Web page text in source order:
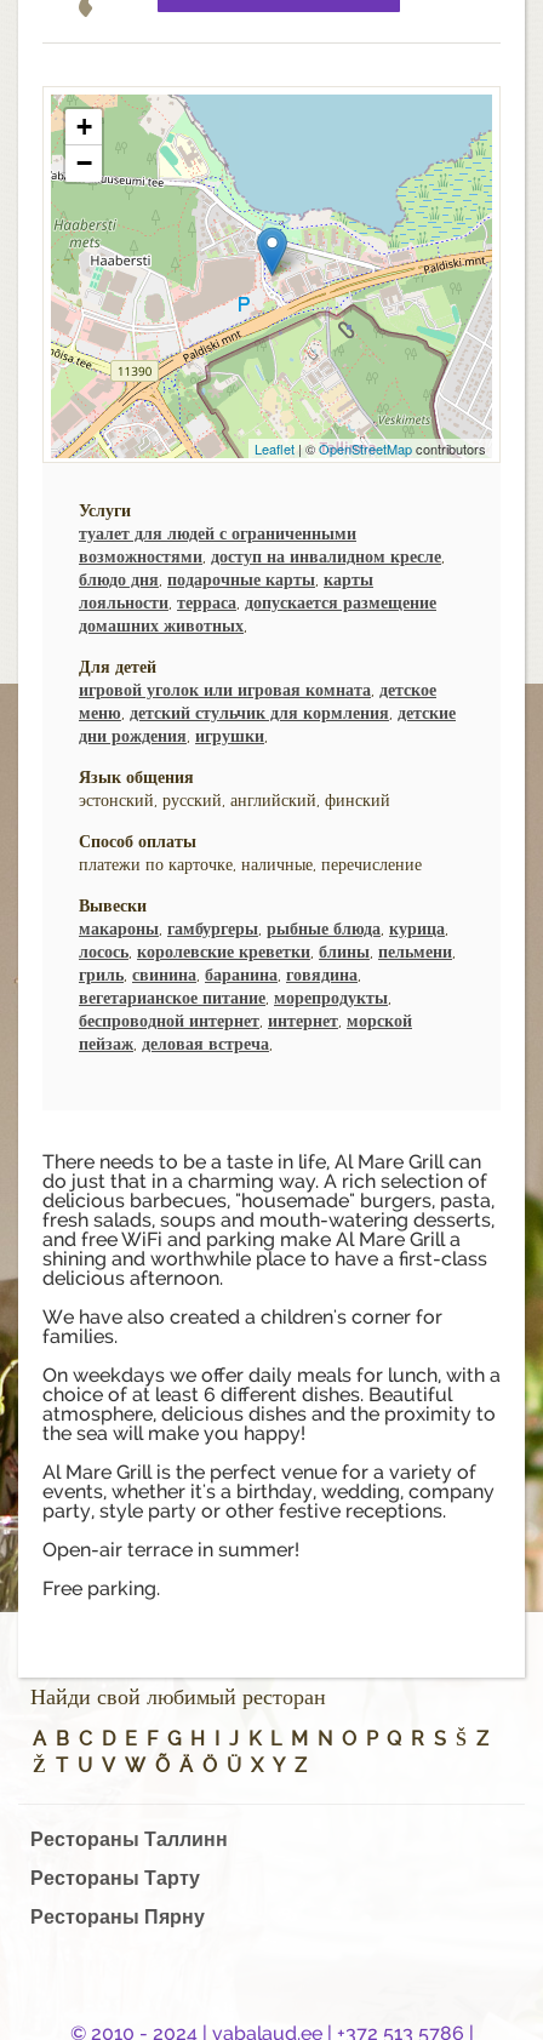
+
−
Leaflet| ©OpenStreetMapcontributors
Услуги
туалет для людей с ограниченными
возможностями, доступ на инвалидном кресле,
блюдо дня, подарочные карты, карты
лояльности, терраса, допускается размещение
домашних животных,
Для детей
игровой уголок или игровая комната, детское
меню, детский стульчик для кормления, детские
дни рождения, игрушки,
Язык общения
эстонский, русский, английский, финский
Способ оплаты
платежи по карточке, наличные, перечисление
Вывески
макароны, гамбургеры, рыбные блюда, курица,
лосось, королевские креветки, блины, пельмени,
гриль, свинина, баранина, говядина,
вегетарианское питание, морепродукты,
беспроводной интернет, интернет, морской
пейзаж, деловая встреча,
There needs to be a taste in life, Al Mare Grill can
do just that in a charming way. A rich selection of
delicious barbecues, "housemade" burgers, pasta,
fresh salads, soups and mouth-watering desserts,
and free WiFi and parking make Al Mare Grill a
shining and worthwhile place to have a first-class
delicious afternoon.
We have also created a children's corner for
families.
On weekdays we offer daily meals for lunch, with a
choice of at least 6 different dishes. Beautiful
atmosphere, delicious dishes and the proximity to
the sea will make you happy!
Al Mare Grill is the perfect venue for a variety of
events, whether it's a birthday, wedding, company
party, style party or other festive receptions.
Open-air terrace in summer!
Free parking.
Найди свой любимый ресторан
A B C D E F G H J K L M N O P Q R S Š Z
Ž T U V W Õ Ä Ö Ü X Y Z
Рестораны Таллинн
Рестораны Тарту
Рестораны Пярну
© 2010 - 2024 | vabalaud.ee| +372 513 5786 |